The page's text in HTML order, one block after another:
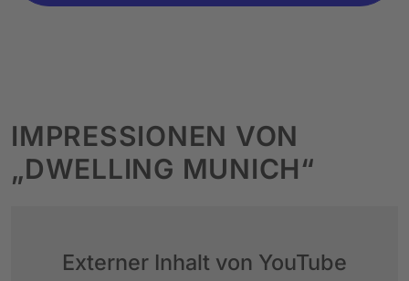
IMPRESSIONEN VON
„DWELLING MUNICH“
Externer Inhalt von YouTube